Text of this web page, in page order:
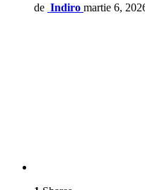
de Indiro martie 6,